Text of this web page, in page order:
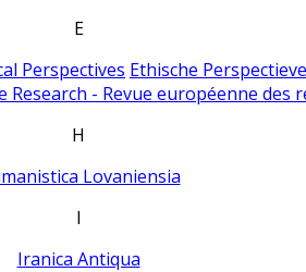
E
Perspectives Ethische
- Revue européenne des
H
Lovaniensia
I
Iranica Antiqua